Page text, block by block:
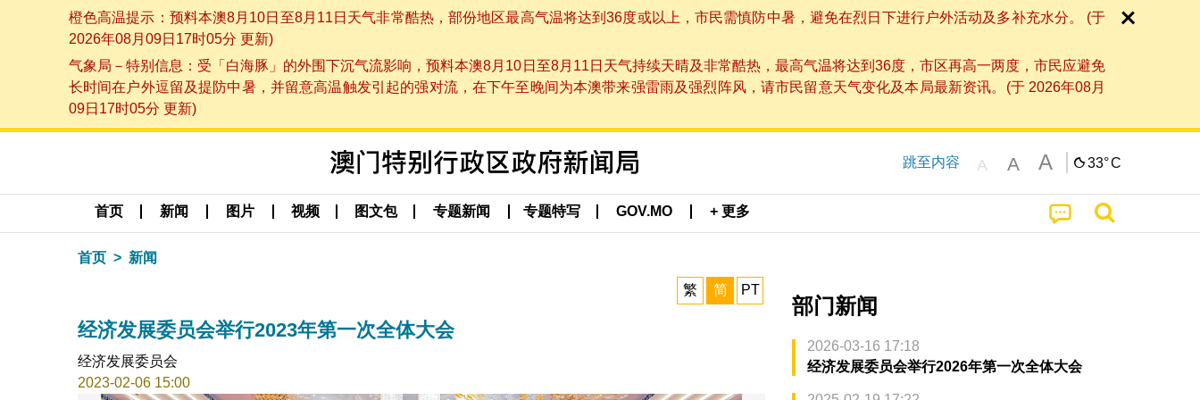
橙色高温提示：预料本澳8月10日至8月11日天气非常酷热，部份地区最高气温将达到36度或以上，市民需慎防中暑，避免在烈日下进行户外活动及多补充水分。 (于
2026年08月09日17时05分 更新)
气象局－特别信息：受「白海豚」的外围下沉气流影响，预料本澳8月10日至8月11日天气持续天晴及非常酷热，最高气温将达到36度，市区再高一两度，市民应避免
长时间在户外逗留及提防中暑，并留意高温触发引起的强对流，在下午至晚间为本澳带来强雷雨及强烈阵风，请市民留意天气变化及本局最新资讯。(于 2026年08月
09日17时05分 更新)
跳至内容 A A A 33°C
首页 新闻 图片 视频 图文包 专题新闻 专题特写 GOV.MO + 更多
首页 新闻
繁 简 PT
经济发展委员会举行2023年第一次全体大会
经济发展委员会
2023-02-06 15:00
部门新闻
2026-03-16 17:18
经济发展委员会举行2026年第一次全体大会